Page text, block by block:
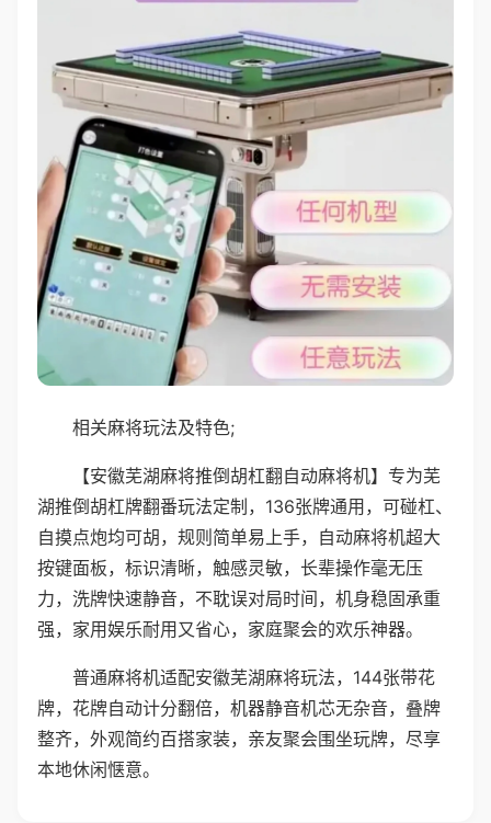
相关麻将玩法及特色;
【安徽芜湖麻将推倒胡杠翻自动麻将机】专为芜
湖推倒胡杠牌翻番玩法定制，136张牌通用，可碰杠、
自摸点炮均可胡，规则简单易上手，自动麻将机超大
按键面板，标识清晰，触感灵敏，长辈操作毫无压
力，洗牌快速静音，不耽误对局时间，机身稳固承重
强，家用娱乐耐用又省心，家庭聚会的欢乐神器。
普通麻将机适配安徽芜湖麻将玩法，144张带花
牌，花牌自动计分翻倍，机器静音机芯无杂音，叠牌
整齐，外观简约百搭家装，亲友聚会围坐玩牌，尽享
本地休闲惬意。